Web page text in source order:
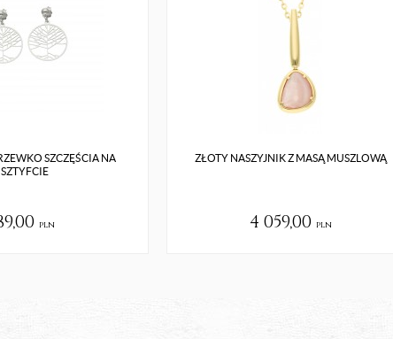
SZCZĘŚCIA NA
SZTYFCIE
pln
ZŁOTY NASZYJNIK Z MASĄ MUSZLOWĄ
4 059,00 pln